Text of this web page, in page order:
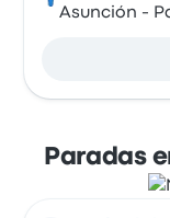
Asunción -
Paradas